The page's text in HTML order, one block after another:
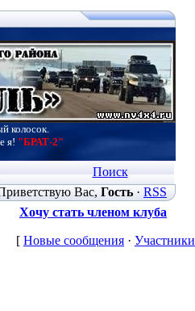
колосок.
я! "БРАТ-2"
Поиск
Вас, Гость· RSS
Хочу стать членом клуба
[ Новые сообщения · Участники